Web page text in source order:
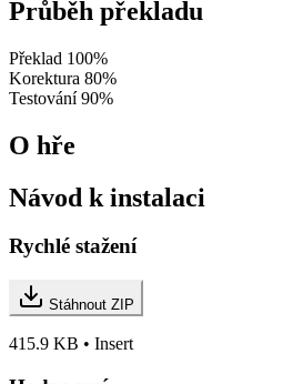
Průběh překladu
Překlad 100%
Korektura 80%
Testování 90%
O hře
Návod k instalaci
Rychlé stažení
Stáhnout ZIP
415.9 KB • Insert